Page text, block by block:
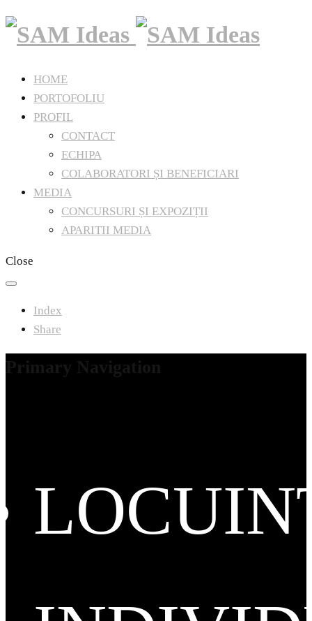
HOME
PORTOFOLIU
PROFIL
CONTACT
ECHIPA
COLABORATORI ȘI BENEFICIARI
MEDIA
CONCURSURI ȘI EXPOZIȚII
APARITII MEDIA
Close
Index
Share